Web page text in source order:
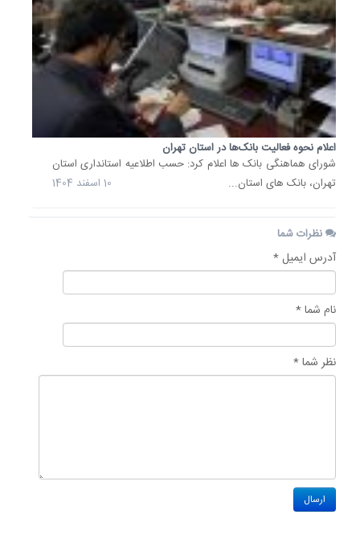
اعلام نحوه فعالیت بانک‌ها در استان تهران
شورای هماهنگی بانک ها اعلام کرد: حسب اطلاعیه استانداری استان
تهران، بانک های استان...
10 اسفند 1404
نظرات شما
آدرس ایمیل *
نام شما *
نظر شما *